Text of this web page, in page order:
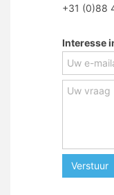
+31 (0)88
Interesse
Verstuur